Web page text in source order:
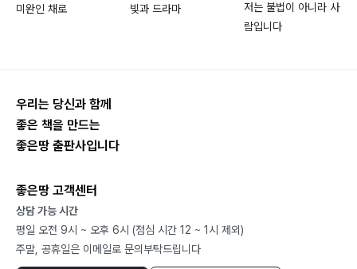
한자를 공부해야 할 이유(2)
쓰레기 더미에서 장미를 피운 한국
죽장에 삿갓 쓰고 방랑 삼천리~
유행가를 우습게 보지 말라
생일은 성스러운 날이다
친구는 숫자가 아니다
궁장이 구진천과 기술유출
‘척’과 ‘체’를 조심해야
미완인 채로 빛과 드라마
저는 불법이 아니라 사
람입니다
우리는 당신과 함께
좋은 책을 만드는
좋은땅 출판사입니다
좋은땅 고객센터
상담 가능 시간
평일 오전 9시 ~ 오후 6시 (점심 시간 12 ~ 1시 제외)
주말, 공휴일은 이메일로 문의부탁드립니다